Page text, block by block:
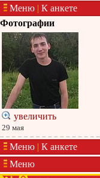
Меню | К анкете
Фотографии
увеличить
29 мая
Меню | К анкете
Меню